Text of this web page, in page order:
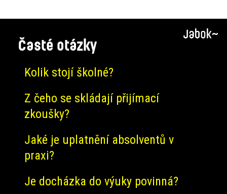
Časté otázky
Kolik stojí školné?
Z čeho se skládají přijímací
zkoušky?
Jaké je uplatnění absolventů v
praxi?
Je docházka do výuky povinná?